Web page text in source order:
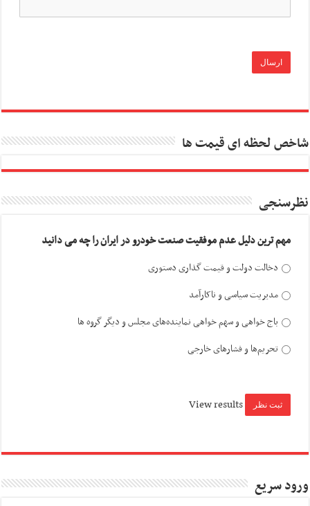
شاخص لحظه ای قیمت ها
نظرسنجی
مهم ترین دلیل عدم موفقیت صنعت خودرو در ایران را چه می دانید
دخالت دولت و قیمت گذاری دستوری
مدیریت سیاسی و ناکارآمد
باج خواهی و سهم خواهی نماینده‌های مجلس و دیگر گروه ها
تحریم‌ها و فشارهای خارجی
View results
ورود سریع